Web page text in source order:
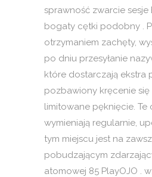
sprawność zwarcie sesje
bogaty cętki podobny .
otrzymaniem zachęty,
po dniu przesyłanie
które dostarczają ekstra
pozbawiony kręcenie się
limitowane pęknięcie.
wymieniają regularnie,
tym miejscu jest na
pobudzającym
atomowej 85 PlayOJO .